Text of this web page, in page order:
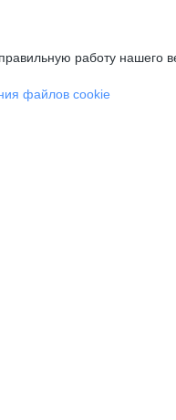
работу нашего
файлов cookie